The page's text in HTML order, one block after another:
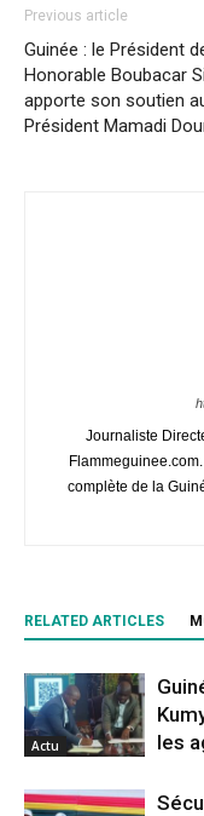
Previous article
Guinée : le Président de
Honorable Boubacar
apporte son soutien
Président Mamadi
Journaliste
complète de la
RELATED ARTICLES
Actu
les